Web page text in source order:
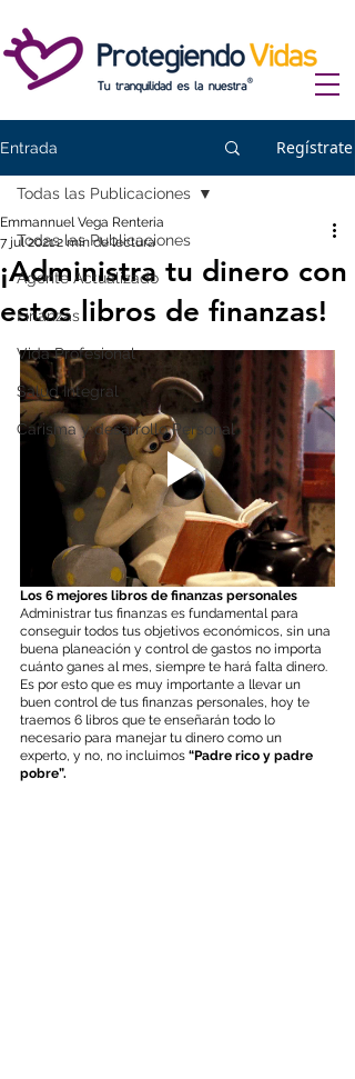
Entrada Regístrate
Todas las Publicaciones
Agente Actualizado
Finanzas
Vida Profesional
Salud Integral
Carisma y desarrollo Personal
Todas las Publicaciones
¡Administra tu dinero con
estos libros de finanzas!
Emmannuel Vega Renteria
7 jul 20212 min de lectura
Los 6 mejores libros de finanzas personales
Administrar tus finanzas es fundamental para
conseguir todos tus objetivos económicos, sin una
buena planeación y control de gastos no importa
cuánto ganes al mes, siempre te hará falta dinero.
Es por esto que es muy importante a llevar un
buen control de tus finanzas personales, hoy te
traemos 6 libros que te enseñarán todo lo
necesario para manejar tu dinero como un
experto, y no, no incluimos “Padre rico y padre
pobre”.